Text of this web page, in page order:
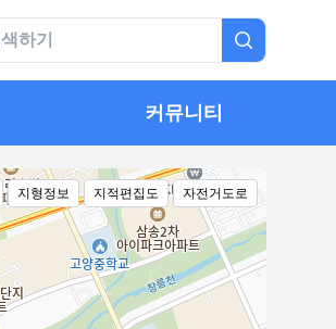
커뮤니티
지형정보 지적편집도 자전거도로